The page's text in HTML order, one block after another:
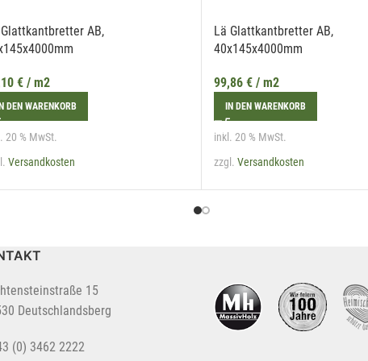
AB,
€/ m2
DEN WARENKORB
20 % MwSt.
Versandkosten
Lä Glattkantbretter AB,
40x145x4000mm
99,86 € / m2
IN DEN WARENKORB
inkl. 20 % MwSt.
zzgl. Versandkosten
15
Deutschlandsberg
(0) 3462 2222